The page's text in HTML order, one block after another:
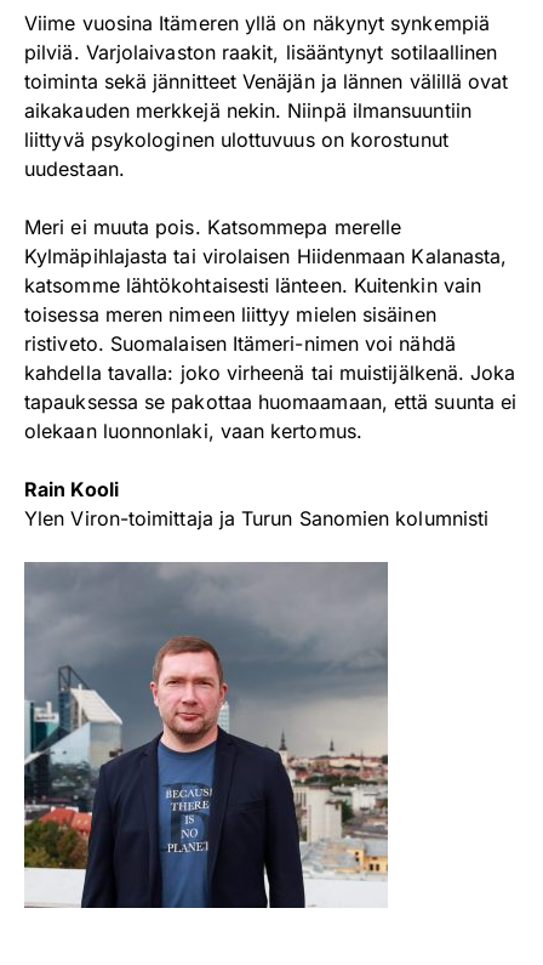
Viime vuosina Itämeren yllä on näkynyt synkempiä
pilviä. Varjolaivaston raakit, lisääntynyt sotilaallinen
toiminta sekä jännitteet Venäjän ja lännen välillä ovat
aikakauden merkkejä nekin. Niinpä ilmansuuntiin
liittyvä psykologinen ulottuvuus on korostunut
uudestaan.
Meri ei muuta pois. Katsommepa merelle
Kylmäpihlajasta tai virolaisen Hiidenmaan Kalanasta,
katsomme lähtökohtaisesti länteen. Kuitenkin vain
toisessa meren nimeen liittyy mielen sisäinen
ristiveto. Suomalaisen Itämeri-nimen voi nähdä
kahdella tavalla: joko virheenä tai muistijälkenä. Joka
tapauksessa se pakottaa huomaamaan, että suunta ei
olekaan luonnonlaki, vaan kertomus.
Rain Kooli
Ylen Viron-toimittaja ja Turun Sanomien kolumnisti